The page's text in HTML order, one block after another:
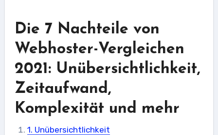
Die 7 Nachteile von
Webhoster-Vergleichen
2021: Unübersichtlichkeit,
Zeitaufwand,
Komplexität und mehr
1. Unübersichtlichkeit